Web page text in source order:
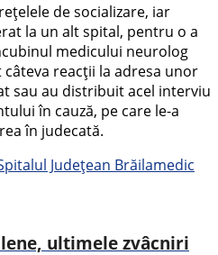
de socializare, iar
la un alt spital, pentru o a
medicului neurolog
câteva reacții la adresa unor
sau au distribuit acel interviu
în cauză, pe care le-a
în judecată.
Județean Brăilamedic
ultimele zvâcniri